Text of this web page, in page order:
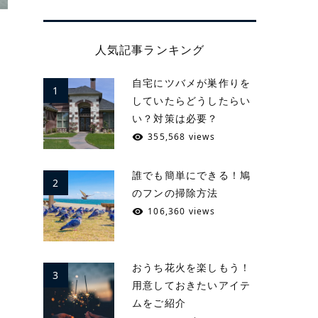
人気記事ランキング
1
自宅にツバメが巣作りを
していたらどうしたらい
い？対策は必要？
355,568 views
2
誰でも簡単にできる！鳩
のフンの掃除方法
106,360 views
3
おうち花火を楽しもう！
用意しておきたいアイテ
ムをご紹介